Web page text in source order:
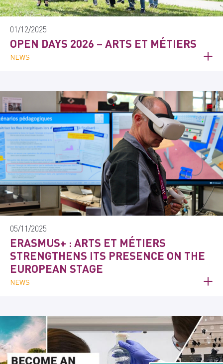
01/12/2025
OPEN DAYS 2026 – ARTS ET MÉTIERS
NEWS
05/11/2025
ERASMUS+ : ARTS ET MÉTIERS
STRENGTHENS ITS PRESENCE ON THE
EUROPEAN STAGE
NEWS